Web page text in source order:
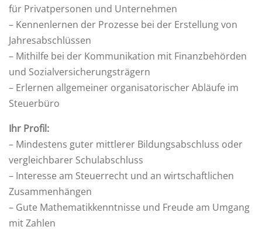
für Privatpersonen und Unternehmen
– Kennenlernen der Prozesse bei der Erstellung von
Jahresabschlüssen
– Mithilfe bei der Kommunikation mit Finanzbehörden
und Sozialversicherungsträgern
– Erlernen allgemeiner organisatorischer Abläufe im
Steuerbüro
Ihr Profil:
– Mindestens guter mittlerer Bildungsabschluss oder
vergleichbarer Schulabschluss
– Interesse am Steuerrecht und an wirtschaftlichen
Zusammenhängen
– Gute Mathematikkenntnisse und Freude am Umgang
mit Zahlen